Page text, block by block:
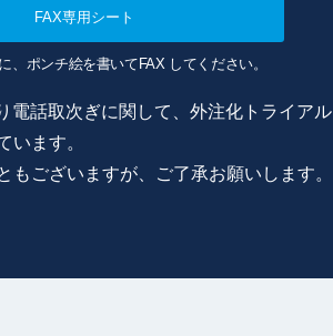
FAX専用シート
、ポンチ絵を書いてFAX してください。
電話取次ぎに関して、外注化トライアル
います。
もございますが、ご了承お願いします。